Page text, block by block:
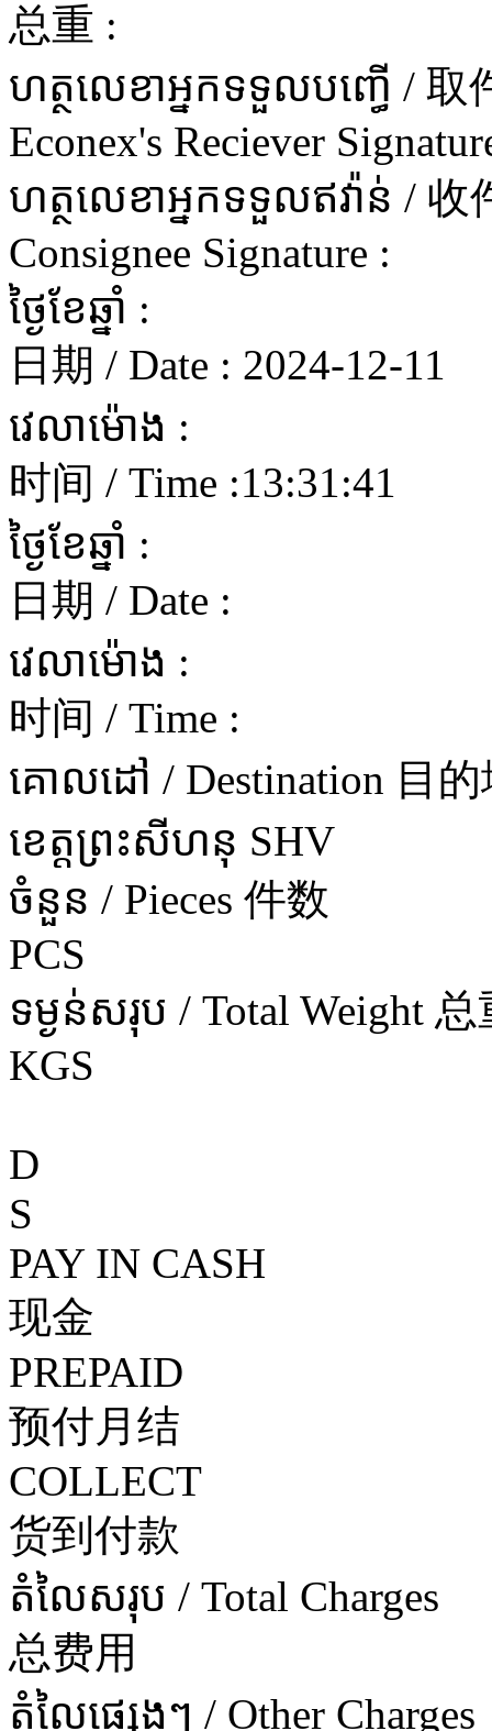
总重 :
ហត្ថលេខាអ្នកទទួលបញ្ធើ / 取
Econex's Reciever
ហត្ថលេខាអ្នកទទួលឥវ៉ាន់ /
Consignee Signature :
ថ្ងៃខែឆ្នាំ :
日期 / Date : 2024-12-11
វេលាម៉ោង :
时间 / Time :13:31:41
ថ្ងៃខែឆ្នាំ :
日期 / Date :
វេលាម៉ោង :
时间 / Time :
គោលដៅ / Destination 目的
ខេត្តព្រះសីហនុ SHV
ចំនួន / Pieces 件数
PCS
ទម្ងន់សរុប / Total Weight 总
KGS
D
S
PAY IN CASH
现金
PREPAID
预付月结
COLLECT
货到付款
តំលៃសរុប / Total Charges
总费用
តំលៃផ្សេងៗ / Other Charges